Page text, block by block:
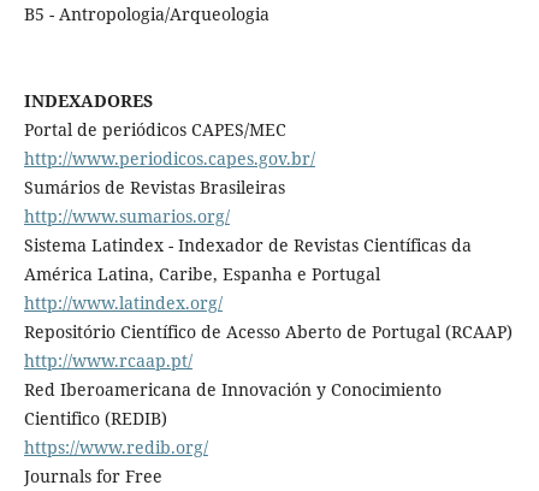
B5 - Antropologia/Arqueologia
INDEXADORES
Portal de periódicos CAPES/MEC
http://www.periodicos.capes.gov.br/
Sumários de Revistas Brasileiras
http://www.sumarios.org/
Sistema Latindex - Indexador de Revistas Científicas da
América Latina, Caribe, Espanha e Portugal
http://www.latindex.org/
Repositório Científico de Acesso Aberto de Portugal (RCAAP)
http://www.rcaap.pt/
Red Iberoamericana de Innovación y Conocimiento
Cientifico (REDIB)
https://www.redib.org/
Journals for Free